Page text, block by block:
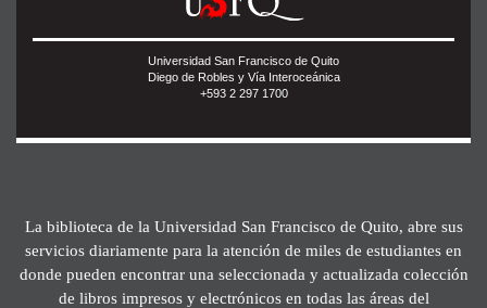
Universidad San Francisco de Quito
Diego de Robles y Vía Interoceánica
+593 2 297 1700
La biblioteca de la Universidad San Francisco de Quito, abre sus
servicios diariamente para la atención de miles de estudiantes en
donde pueden encontrar una seleccionada y actualizada colección
de libros impresos y electrónicos en todas las áreas del